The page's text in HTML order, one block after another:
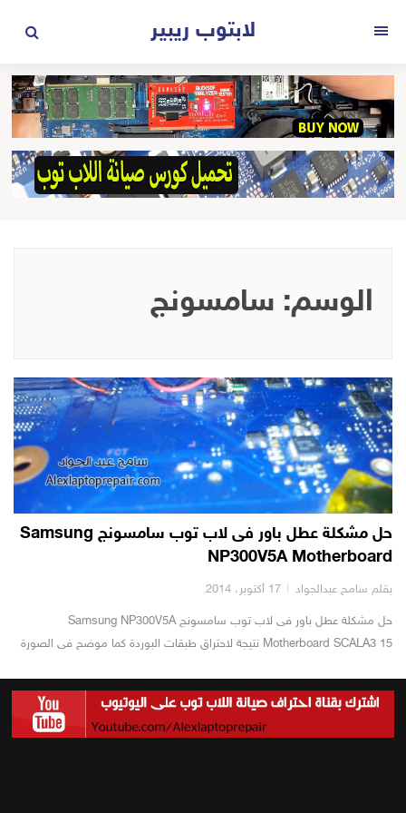
المحتوى
لابتوب ريبير
الوسم: سامسونج
حل مشكلة عطل باور فى لاب توب سامسونج Samsung
NP300V5A Motherboard
بقلم سامح عبدالجواد 17 أكتوبر، 2014
حل مشكلة عطل باور فى لاب توب سامسونج Samsung NP300V5A
Motherboard SCALA3 15 نتيجة لاحتراق طبقات البوردة كما موضح فى الصورة